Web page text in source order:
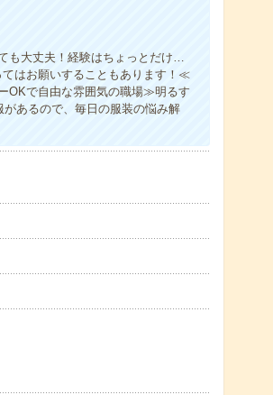
も大丈夫！経験はちょっとだけ…
はお願いすることもあります！≪
OKで自由な雰囲気の職場≫明るす
あるので、毎日の服装の悩み解